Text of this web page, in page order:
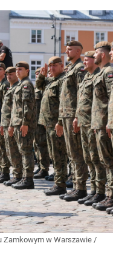
Zamkowym w Warszawie /